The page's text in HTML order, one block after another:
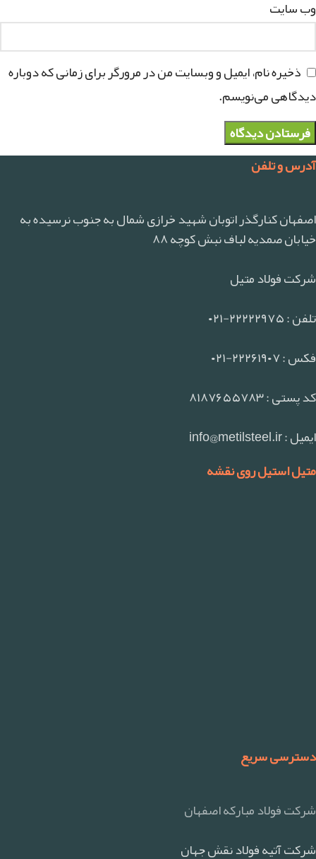
وب‌ سایت
ذخیره نام، ایمیل و وبسایت من در مرورگر برای زمانی که دوباره
دیدگاهی می‌نویسم.
آدرس و تلفن
اصفهان کنارگذر اتوبان شهید خرازی شمال به جنوب نرسیده به
خیابان صمدیه لباف نبش کوچه ۸۸
شرکت فولاد متیل
تلفن : ۲۲۲۲۲۹۷۵-۰۲۱
فکس : ۲۲۲۶۱۹۰۷-۰۲۱
کد پستی : ۸۱۸۷۶۵۵۷۸۳
ایمیل : info@metilsteel.ir
متیل استیل روی نقشه
دسترسی سریع
شرکت فولاد مبارکه اصفهان
شرکت آتیه فولاد نقش جهان